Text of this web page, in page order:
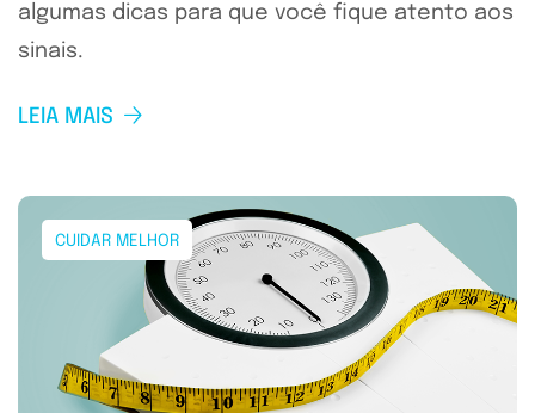
algumas dicas para que você fique atento aos
sinais.
LEIA MAIS
CUIDAR MELHOR